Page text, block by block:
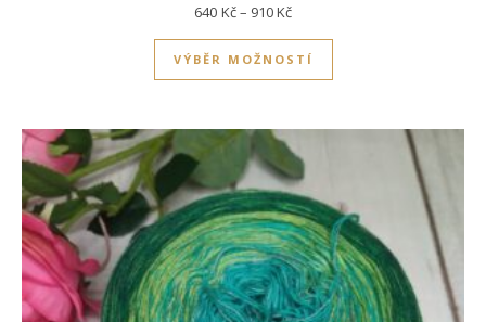
640 Kč– 910KčRozpětí cen: 640Kč až 910Kč
VÝBĚR MOŽNOSTÍ
Tento produkt má